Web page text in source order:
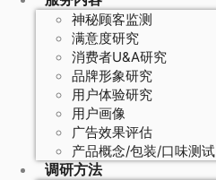
神秘顾客监测
满意度研究
消费者U&A研究
品牌形象研究
用户体验研究
用户画像
广告效果评估
产品概念/包装/口味测试
调研方法